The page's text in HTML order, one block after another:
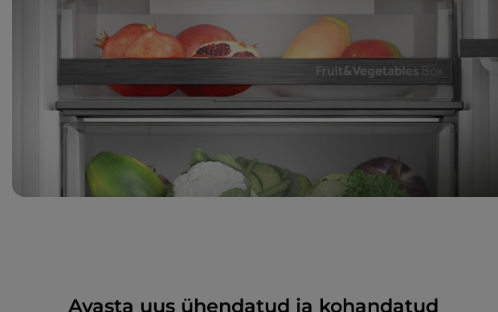
Avasta uus ühendatud ja kohandatud